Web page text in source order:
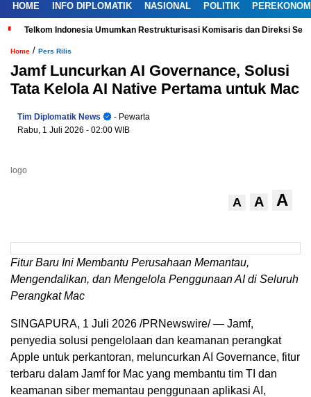
HOME INFO DIPLOMATIK NASIONAL POLITIK
Telkom Indonesia Umumkan Restrukturisasi Komisaris dan Direksi
Home / Pers Rilis
Jamf Luncurkan AI Governance, Solusi
Tata Kelola AI Native Pertama untuk Mac
Tim Diplomatik News
- Pewarta
Rabu, 1 Juli 2026 - 02:00 WIB
logo
A A A
Fitur Baru Ini Membantu Perusahaan Memantau,
Mengendalikan, dan Mengelola Penggunaan AI di Seluruh
Perangkat Mac
SINGAPURA, 1 Juli 2026 /PRNewswire/ — Jamf,
penyedia solusi pengelolaan dan keamanan perangkat
Apple untuk perkantoran, meluncurkan AI Governance, fitur
terbaru dalam Jamf for Mac yang membantu tim TI dan
keamanan siber memantau penggunaan aplikasi AI,